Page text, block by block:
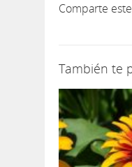
Comparte
También te